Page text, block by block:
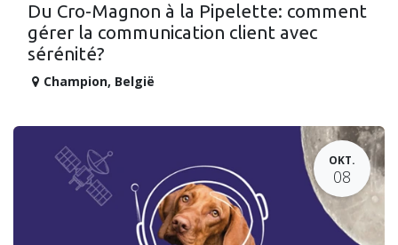
Du Cro-Magnon à la Pipelette: comment
gérer la communication client avec
sérénité?
Champion, België
OKT.
08